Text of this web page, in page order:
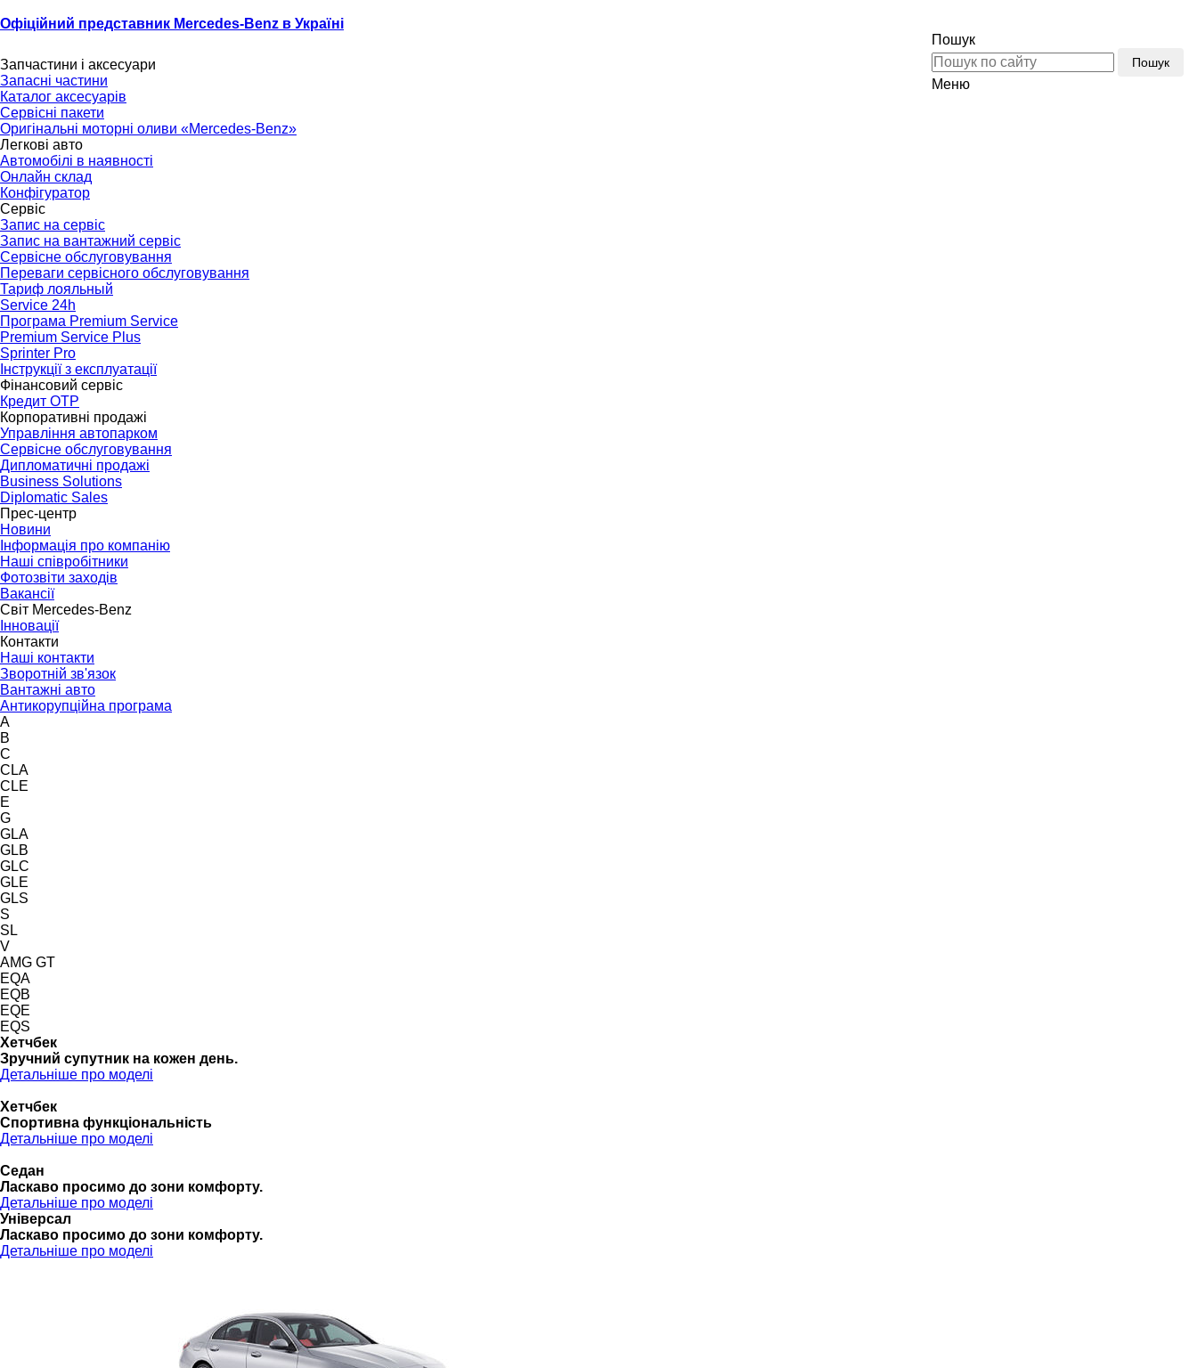
Офіційний представник Mercedes-Benz в Україні
Пошук
Пошук
Меню
Запчастини і аксесуари
Запасні частини
Каталог аксесуарів
Сервісні пакети
Оригінальні моторні оливи «Mercedes-Benz»
Легкові авто
Автомобілі в наявності
Онлайн склад
Конфігуратор
Сервіс
Запис на сервіс
Запис на вантажний сервіс
Сервісне обслуговування
Переваги сервісного обслуговування
Тариф лояльный
Service 24h
Програма Premium Service
Premium Service Plus
Sprinter Pro
Інструкції з експлуатації
Фінансовий сервіс
Кредит OTP
Корпоративні продажі
Управління автопарком
Сервісне обслуговування
Дипломатичні продажі
Business Solutions
Diplomatic Sales
Прес-центр
Новини
Інформація про компанію
Наші співробітники
Фотозвіти заходів
Вакансії
Світ Mercedes-Benz
Інновації
Контакти
Наші контакти
Зворотній зв'язок
Вантажні авто
Антикорупційна програма
A
B
C
CLA
CLE
E
G
GLA
GLB
GLC
GLE
GLS
S
SL
V
AMG GT
EQA
EQB
EQE
EQS
Хетчбек
Зручний супутник на кожен день.
Детальніше про моделі
Хетчбек
Спортивна функціональність
Детальніше про моделі
Седан
Ласкаво просимо до зони комфорту.
Детальніше про моделі
Універсал
Ласкаво просимо до зони комфорту.
Детальніше про моделі